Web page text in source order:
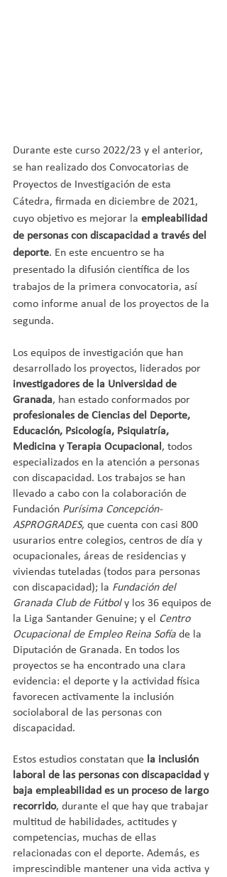
Durante este curso 2022/23 y el anterior,
se han realizado dos Convocatorias de
Proyectos de Investigación de esta
Cátedra, firmada en diciembre de 2021,
cuyo objetivo es mejorar la empleabilidad
de personas con discapacidad a través del
deporte. En este encuentro se ha
presentado la difusión científica de los
trabajos de la primera convocatoria, así
como informe anual de los proyectos de la
segunda.
Los equipos de investigación que han
desarrollado los proyectos, liderados por
investigadores de la Universidad de
Granada, han estado conformados por
profesionales de Ciencias del Deporte,
Educación, Psicología, Psiquiatría,
Medicina y Terapia Ocupacional , todos
especializados en la atención a personas
con discapacidad. Los trabajos se han
llevado a cabo con la colaboración de
Fundación Purísima Concepción-
ASPROGRADES, que cuenta con casi 800
usurarios entre colegios, centros de día y
ocupacionales, áreas de residencias y
viviendas tuteladas (todos para personas
con discapacidad); la Fundación del
Granada Club de Fútbol y los 36 equipos de
la Liga Santander Genuine; y el Centro
Ocupacional de Empleo Reina Sofía de la
Diputación de Granada. En todos los
proyectos se ha encontrado una clara
evidencia: el deporte y la actividad física
favorecen activamente la inclusión
sociolaboral de las personas con
discapacidad.
Estos estudios constatan que la inclusión
laboral de las personas con discapacidad y
baja empleabilidad es un proceso de largo
recorrido, durante el que hay que trabajar
multitud de habilidades, actitudes y
competencias, muchas de ellas
relacionadas con el deporte. Además, es
imprescindible mantener una vida activa y